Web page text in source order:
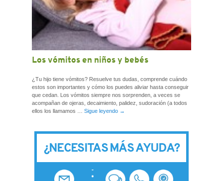
Los vómitos en niños y bebés
¿Tu hijo tiene vómitos? Resuelve tus dudas, comprende cuándo
estos son importantes y cómo los puedes aliviar hasta conseguir
que cedan. Los vómitos siempre nos sorprenden, a veces se
acompañan de ojeras, decaimiento, palidez, sudoración (a todos
ellos los llamamos … Sigue leyendo →
¿NECESITAS MÁS AYUDA?